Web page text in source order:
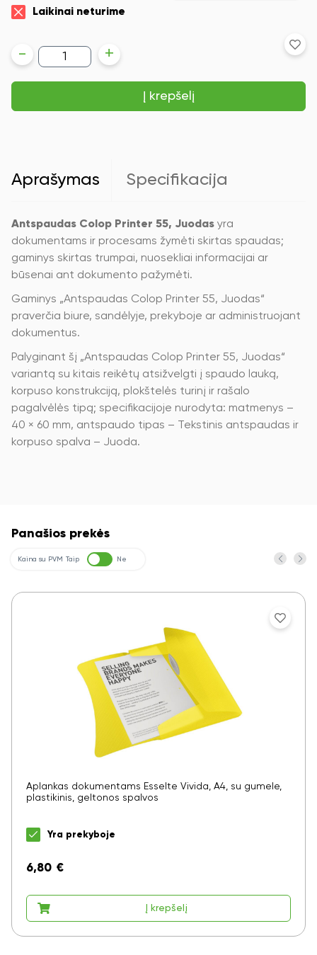
Laikinai neturime
produkto
kiekis:
Antspaudas
Colop
55,
- +
Į krepšelį
Aprašymas Specifikacija
Antspaudas Colop Printer 55, Juodas yra
dokumentams ir procesams žymėti skirtas spaudas;
gaminys skirtas trumpai, nuosekliai informacijai ar
būsenai ant dokumento pažymėti.
Gaminys „Antspaudas Colop Printer 55, Juodas“
praverčia biure, sandėlyje, prekyboje ar administruojant
dokumentus.
Palyginant šį „Antspaudas Colop Printer 55, Juodas“
variantą su kitais reikėtų atsižvelgti į spaudo lauką,
korpuso konstrukciją, plokštelės turinį ir rašalo
pagalvėlės tipą; specifikacijoje nurodyta: matmenys –
40 × 60 mm, antspaudo tipas – Tekstinis antspaudas ir
korpuso spalva – Juoda.
Panašios prekės
Kaina su PVM Taip Ne
Aplankas dokumentams Esselte Vivida, A4, su gumele,
plastikinis, geltonos spalvos
Yra prekyboje
6,80 €
Į krepšelį